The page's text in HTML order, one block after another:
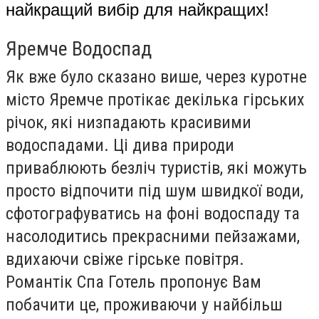
найкращий вибір для найкращих!
Яремче Водоспад
Як вже було сказано више, через куротне
місто Яремче протікає декілька гірських
річок, які низпадають красивими
водоспадами. Ці дива природи
приваблюють безліч туристів, які можуть
просто відпочити під шум швидкої води,
сфотографуватись на фоні водоспаду та
насолодитись прекрасними пейзажами,
вдихаючи свіже гірське повітря.
Романтік Спа Готель пропонує Вам
побачити це, проживаючи у найбільш